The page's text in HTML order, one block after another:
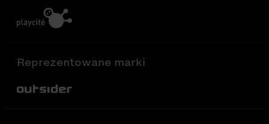
Reprezentowane marki
Out-Sider